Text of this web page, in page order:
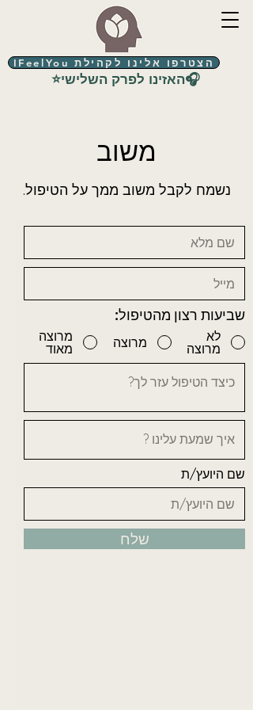
הצטרפו אלינו לקהילת IFeelYou
⭐האזינו לפרק השלישי🎧
משוב
נשמח לקבל משוב ממך על הטיפול.
שביעות רצון מהטיפול:
לא
מרוצה
מרוצה
מרוצה
מאוד
שם היועץ/ת
שלח